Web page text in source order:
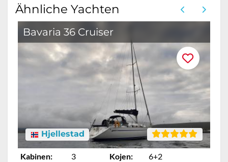
Ähnliche Yachten
Bavaria 36 Cruiser
Hjellestad
Kabinen: 3 Kojen:
6+2